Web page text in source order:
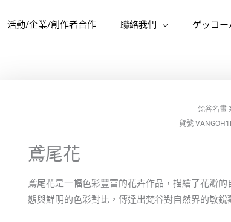
活動/企業/創作者合作 聯絡我們 ゲッコ
梵谷名畫
貨號
鳶尾花
鳶尾花是一幅色彩豐富的花卉作品，描繪了花瓣的
態與鮮明的色彩對比，傳達出梵谷對自然界的敏銳